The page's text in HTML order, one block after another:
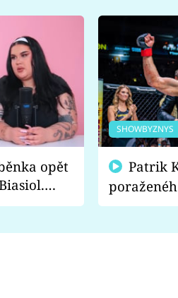
opět
a
SHOWBYZNYS
fanoušci